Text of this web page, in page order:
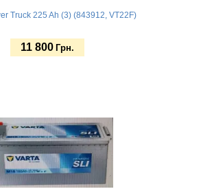
Truck 225 Ah (3) (843912, VT22F)
11 800 Грн.